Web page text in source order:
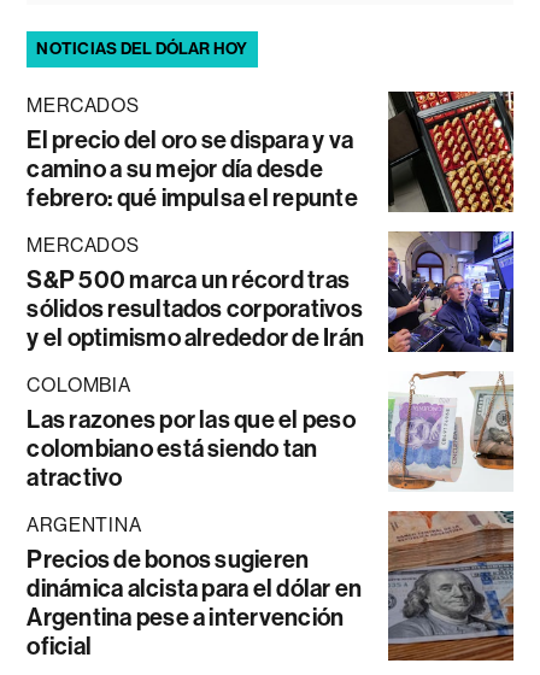
NOTICIAS DEL DÓLAR HOY
MERCADOS
El precio del oro se dispara y va
camino a su mejor día desde
febrero: qué impulsa el repunte
MERCADOS
S&P 500 marca un récord tras
sólidos resultados corporativos
y el optimismo alrededor de Irán
COLOMBIA
Las razones por las que el peso
colombiano está siendo tan
atractivo
ARGENTINA
Precios de bonos sugieren
dinámica alcista para el dólar en
Argentina pese a intervención
oficial